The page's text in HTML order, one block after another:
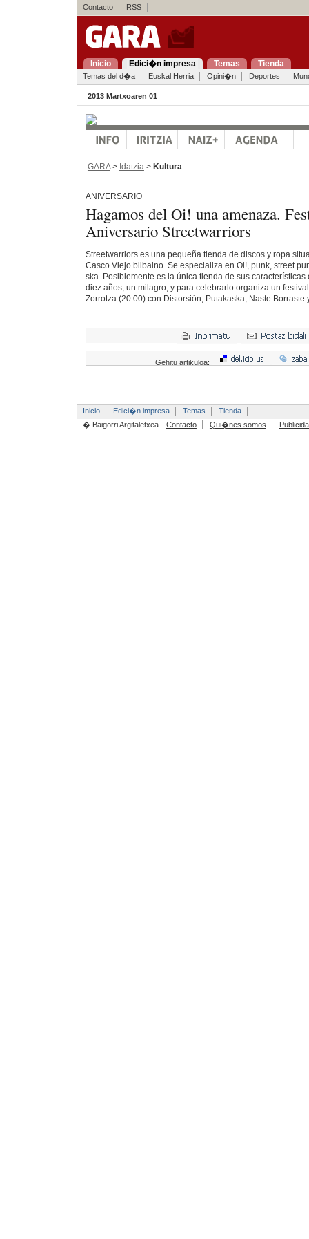
Contacto RSS
Inicio Edici�n impresa Temas Tienda
Temas del d�a Euskal Herria Opini�n Deportes
2013 Martxoaren 01
GARA> Idatzia > Kultura
ANIVERSARIO
Hagamos del Oi! una amenaza.
Aniversario Streetwarriors
Streetwarriors es una pequeña tienda de discos y ropa
Casco Viejo bilbaino. Se especializa en Oi!, punk, street
ska. Posiblemente es la única tienda de sus
diez años, un milagro, y para celebrarlo organiza un
Zorrotza (20.00) con Distorsión, Putakaska, Naste Borraste
Gehitu artikuloa:
Inicio Edici�n impresa Temas
Tienda
� Baigorri Argitaletxea
Contacto Qui�nes somos